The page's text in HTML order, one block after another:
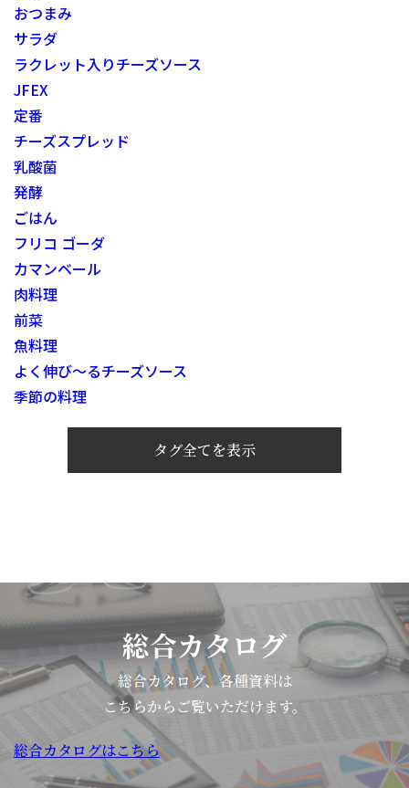
おつまみ
サラダ
ラクレット入りチーズソース
JFEX
定番
チーズスプレッド
乳酸菌
発酵
ごはん
フリコ ゴーダ
カマンベール
肉料理
前菜
魚料理
よく伸び～るチーズソース
季節の料理
タグ全てを表示
総合カタログ
総合カタログ、各種資料は
こちらからご覧いただけます。
総合カタログはこちら